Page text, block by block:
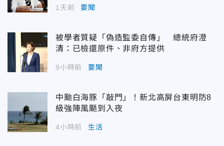
1天前 要聞
被學者質疑「偽造監委自傳」 總統府澄
清：已檢還原件、非府方提供
9小時前 要聞
中颱白海豚「敲門」！新北高屏台東明防8
級強陣風颳到入夜
4小時前 生活